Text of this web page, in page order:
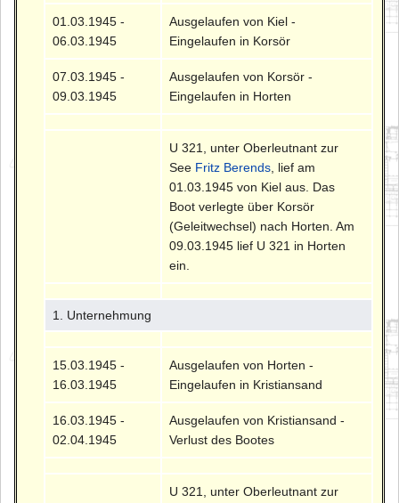
01.03.1945 -
06.03.1945
Ausgelaufen von Kiel -
Eingelaufen in Korsör
07.03.1945 -
09.03.1945
Ausgelaufen von Korsör -
Eingelaufen in Horten
U 321, unter Oberleutnant zur
See Fritz Berends , lief am
01.03.1945 von Kiel aus. Das
Boot verlegte über Korsör
(Geleitwechsel) nach Horten. Am
09.03.1945 lief U 321 in Horten
ein.
1. Unternehmung
15.03.1945 -
16.03.1945
Ausgelaufen von Horten -
Eingelaufen in Kristiansand
16.03.1945 -
02.04.1945
Ausgelaufen von Kristiansand -
Verlust des Bootes
U 321, unter Oberleutnant zur